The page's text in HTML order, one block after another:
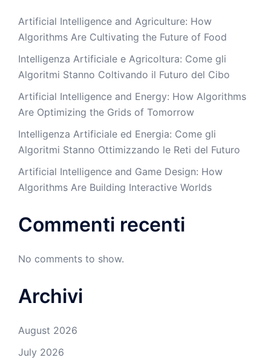
Artificial Intelligence and Agriculture: How
Algorithms Are Cultivating the Future of Food
Intelligenza Artificiale e Agricoltura: Come gli
Algoritmi Stanno Coltivando il Futuro del Cibo
Artificial Intelligence and Energy: How Algorithms
Are Optimizing the Grids of Tomorrow
Intelligenza Artificiale ed Energia: Come gli
Algoritmi Stanno Ottimizzando le Reti del Futuro
Artificial Intelligence and Game Design: How
Algorithms Are Building Interactive Worlds
Commenti recenti
No comments to show.
Archivi
August 2026
July 2026